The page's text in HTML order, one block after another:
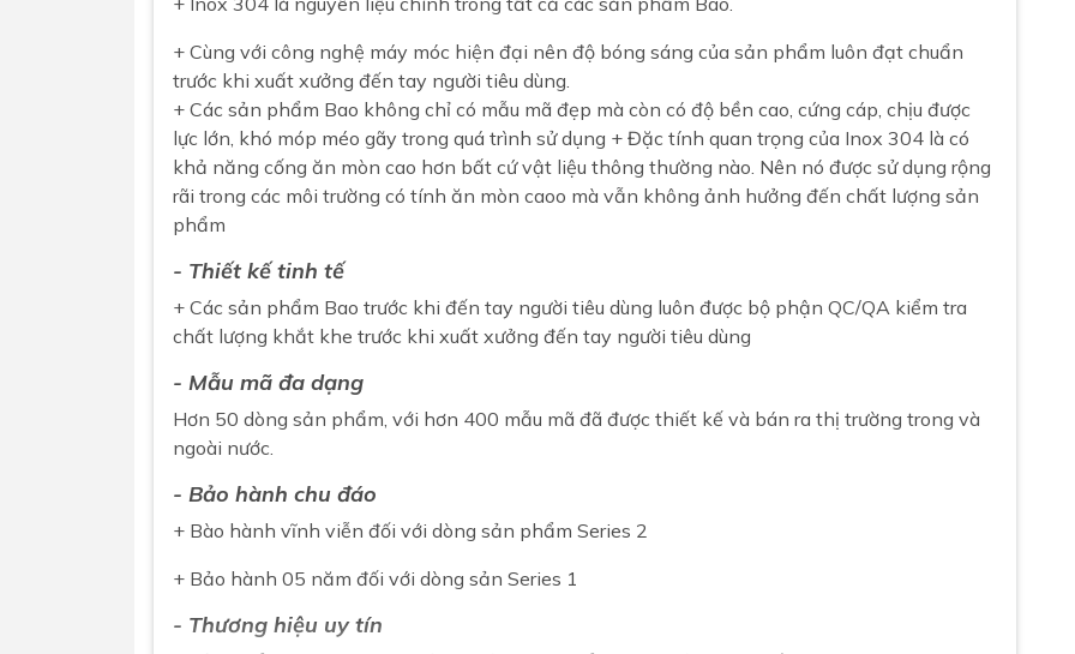
Nắp điện tử
Combo Máy nước nóng năng lượng
Combo thiết bị vệ sinh cao cấp
+ Cùng với công nghệ máy móc hiện đại nên độ bóng sáng của sản phẩm luôn đạt chuẩn
trước khi xuất xưởng đến tay người tiêu dùng.
+ Các sản phẩm Bao không chỉ có mẫu mã đẹp mà còn có độ bền cao, cứng cáp, chịu được
lực lớn, khó móp méo gãy trong quá trình sử dụng + Đặc tính quan trọng của Inox 304 là có
khả năng cống ăn mòn cao hơn bất cứ vật liệu thông thường nào. Nên nó được sử dụng rộng
rãi trong các môi trường có tính ăn mòn caoo mà vẫn không ảnh hưởng đến chất lượng sản
phẩm
- Thiết kế tinh tế
+ Các sản phẩm Bao trước khi đến tay người tiêu dùng luôn được bộ phận QC/QA kiểm tra
chất lượng khắt khe trước khi xuất xưởng đến tay người tiêu dùng
- Mẫu mã đa dạng
Hơn 50 dòng sản phẩm, với hơn 400 mẫu mã đã được thiết kế và bán ra thị trường trong và
ngoài nước.
- Bảo hành chu đáo
+ Bào hành vĩnh viễn đối với dòng sản phẩm Series 2
+ Bảo hành 05 năm đối với dòng sản Series 1
- Thương hiệu uy tín